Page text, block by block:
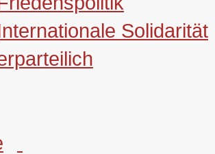
Solidarität